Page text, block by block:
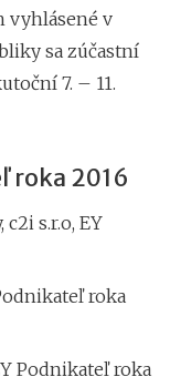
vyhlásené v
sa zúčastní
7. – 11.
roka 2016
c2i s.r.o, EY
roka
Podnikateľ roka